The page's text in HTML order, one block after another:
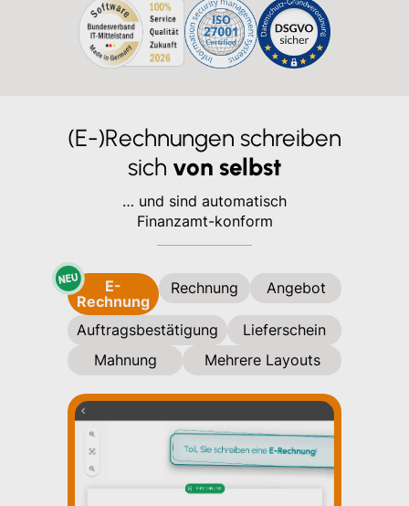
(E-)Rechnungen schreiben
sich von selbst
… und sind automatisch
Finanzamt-konform
E-
Rechnung
Rechnung Angebot
Auftragsbestätigung
Lieferschein
Mahnung
Mehrere Layouts